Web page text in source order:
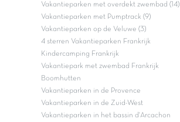
Vakantieparken met overdekt zwembad (14)
Vakantieparken met Pumptrack (9)
Vakantieparken op de Veluwe (3)
4 sterren Vakantieparken Frankrijk
Kindercamping Frankrijk
Vakantiepark met zwembad Frankrijk
Boomhutten
Vakantieparken in de Provence
Vakantieparken in de Zuid-West
Vakantieparken in het bassin d'Arcachon